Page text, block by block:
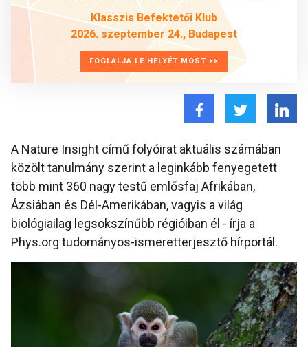
Klasszis Befektetői Klub
2026. szeptember 24., Budapest
FOGLALJA LE HELYÉT MOST >>
A Nature Insight című folyóirat aktuális számában
közölt tanulmány szerint a leginkább fenyegetett
több mint 360 nagy testű emlősfaj Afrikában,
Ázsiában és Dél-Amerikában, vagyis a világ
biológiailag legsokszínűbb régióiban él - írja a
Phys.org tudományos-ismeretterjesztő hírportál.